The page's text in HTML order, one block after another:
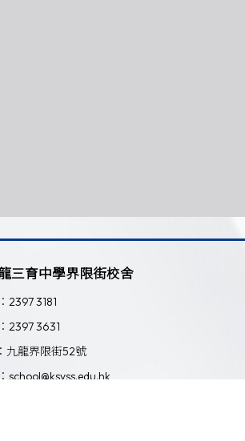
三育中學界限街校舍
2397 3181
2397 3631
九龍界限街52號
school@ksyss.edu.hk